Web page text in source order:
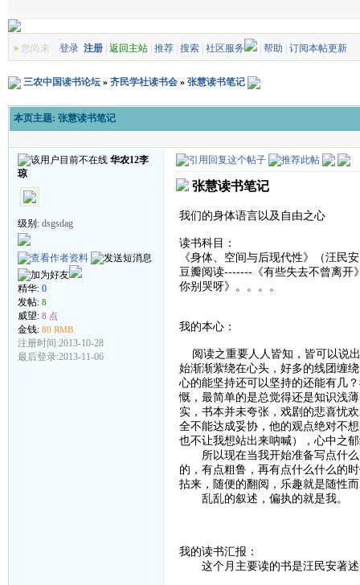
»您尚未 登录 注册| 返回主站| 推荐| 搜索| 社区服务 | 帮助 订阅本帖更新
三农中国读书论坛» 齐民学社读书会» 张慧读书笔记
本页主题: 张慧读书笔记
华农12李
琼
级别: dsgsdag
精华: 0
发帖: 8
威望: 8 点
金钱: 80 RMB
注册时间:2013-10-28
最后登录:2013-11-06
张慧读书笔记
我们的身体语言以及自由之心
读书科目：
《身体、空间与后现代性》（汪民
豆瓣阅读-------《有些失去不曾离开
你别哭呀》。。。。
我的本心：
阅读之重要人人皆知，皆可以说
始渐渐萦绕在心头，好多的线团缠
心的能坚持还可以坚持的还能有几
慨，最简单的是总觉得还是知识浅
实，书本并未夸张，戏剧的悲喜忧
全不能达成妥协，他的观点绝对不
也不让我想站出来呐喊），心中之
所以现在当我开始准备写点什么
的，有点粗鲁，再有点什么什么的
拈来，随便的翻阅，乐趣就是随性
乱乱的叙述，偏执的就是我。
我的读书汇报：
这个月主要读的书是汪民安著述